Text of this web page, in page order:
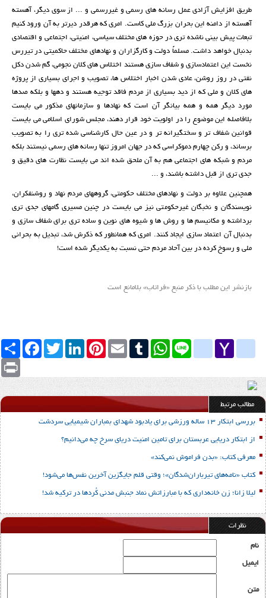
طریق افزایش آزادی عمل رسانه های رسمی و غیررسمی و ... از سوی دیگر، آهسته
آهسته از دامنه این بحران بزرگ ملی کاست. امری که هرقدر دیرتر به آن ورود کنیم
تبعات پیش بینی ناشده تری در حوزه های مختلف سیاسی، امنیتی، اجتماعی و اقتصادی
بدنبال خواهد داشت. مسلماً دولت و کارگزاران و نهادهای مختلف حاکمیتی در تیررس
نخست این اعتمادسازی و شفاف سازی هستند اختلاس های کلان نجومی، گم شدن دکل
نفتی در روز روشن، عادی شدن اخبار اختلاس ها، تصویب و اجرای بسیاری از پروژه
های کلان و ملی که از دید بسیاری از مردم فاقد توجیه هستند و دهها و بلکه صدها
مورد دیگر همه و همه بیانگر آن است که نهادها و سازمانهای مذکور می بایست
بلافاصله این موضوع را در اولویت خود قرار دهند، مجلس شورای اسلامی می بایست
قوانین شفاف تر و سختگیرانه تر و در عین حال کارشناسی شده تری را به تصویب
برساند، و رکن چهارم دموکراسی که در جهان امروز تنها رسانه های رسمی نیستند بلکه
مردم و شبکه های اجتماعی هم به آن ملحق شده اند می بایست نظارت های دقیق و
جدی تری از قبل داشته باشند، و ...
همچنین علاوه بر دولت و نهادهای مختلف حکومتی، گروههای مردم نهاد و روشنفکران،
نویسندگان و نخبگان غیرحکومتی نیز می بایست در چنین مسیری گامهای جدی تری
برداشته و مکانیسم ها و روش ها و شیوه های نوین و ساده تری برای شفاف سازی و
بدنبال آن اعتماد سازی ایجاد کنند. امری که همانطور که ذکرش شد، تبدیل به بحرانی
ملی و رسوخ کرده در بین آحاد مردم حتی نسبت به یکدیگر شده است!
بازنشر این مطلب با ذکر منبع «فراتاب» بلامانع است
Facebook TwitterLinkedInPinterest Email TumblrWhatsApp Line
google_bookmarks
Yahoo
yahoo_messenger
Print
مطالب مرتبط
بررسی ابتکار 13 ساله ورزشی برای یادبود شهدای بمباران شیمیایی سردشت
از ابتکار دریایی عربستان برای تامین امنیت دریای سرخ چه می‌دانیم؟
معرفی کتاب: «بدن فراموش نمی‌کند»
کتاب «نامه‌های تیرباران‌شدگان»؛ وقتی قلم جایگزین آخرین نفس‌ها می‌شود!
لیلا زانا؛ زن خانه‌داری که با مبارزاتش نماد جنبش مدنی کُردها در ترکیه شد!
نظرات
نام
ایمیل
متن